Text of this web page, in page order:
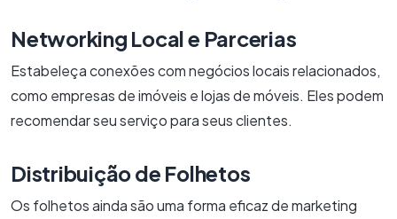
Networking Local e Parcerias
Estabeleça conexões com negócios locais relacionados,
como empresas de imóveis e lojas de móveis. Eles podem
recomendar seu serviço para seus clientes.
Distribuição de Folhetos
Os folhetos ainda são uma forma eficaz de marketing